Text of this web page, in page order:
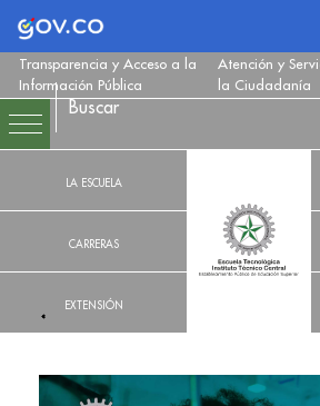
Logo Gobierno de Colombia
Transparencia y Acceso a la
Información Pública
Atención y
la Ciudadanía
LA ESCUELA
CARRERAS
EXTENSIÓN